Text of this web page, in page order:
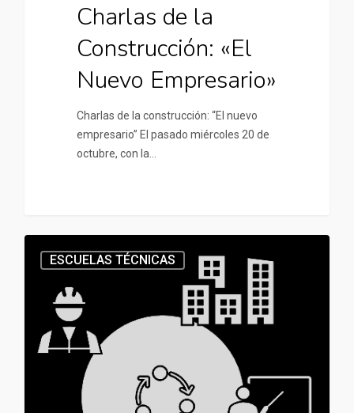
Charlas de la
Construcción: «El
Nuevo Empresario»
Charlas de la construcción: “El nuevo
empresario” El pasado miércoles 20 de
octubre, con la…
ESCUELAS TÉCNICAS